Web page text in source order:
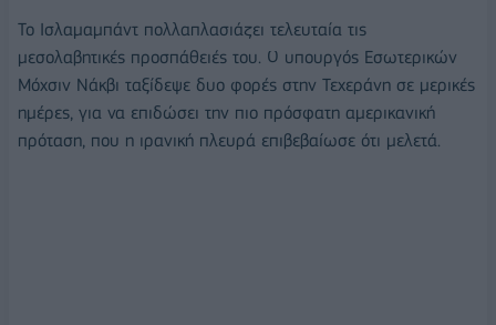
Το Ισλαμαμπάντ πολλαπλασιάζει τελευταία τις
μεσολαβητικές προσπάθειές του. Ο υπουργός Εσωτερικών
Μόχσιν Νάκβι ταξίδεψε δυο φορές στην Τεχεράνη σε μερικές
ημέρες, για να επιδώσει την πιο πρόσφατη αμερικανική
πρόταση, που η ιρανική πλευρά επιβεβαίωσε ότι μελετά.